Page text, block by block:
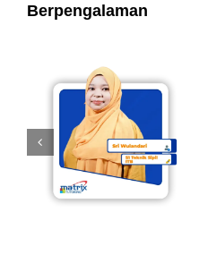
Berpengalaman